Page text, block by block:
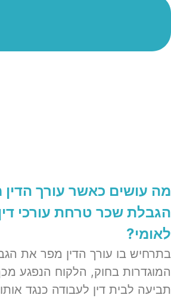
מה עושים כאשר עורך
הגבלת שכר טרחת עורכי
לאומי?
בתרחיש בו עורך הדין מפר את
המוגדרות בחוק, הלקוח הנפגע
תביעה לבית דין לעבודה כנגד